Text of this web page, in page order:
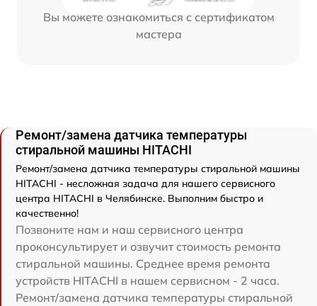
Вы можете ознакомиться с сертификатом
мастера
Ремонт/замена датчика температуры
стиральной машины HITACHI
Ремонт/замена датчика температуры стиральной машины
HITACHI - несложная задача для нашего сервисного
центра HITACHI в Челябинске. Выполним быстро и
качественно!
Позвоните нам и наш сервисного центра
проконсультирует и озвучит стоимость ремонта
стиральной машины. Среднее время ремонта
устройств HITACHI в нашем сервисном - 2 часа.
Ремонт/замена датчика температуры стиральной